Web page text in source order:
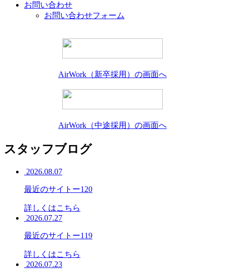
お問い合わせ
お問い合わせフォーム
AirWork（新卒採用）の画面へ
AirWork（中途採用）の画面へ
スタッフブログ
2026.08.07
最近のサイトー120
詳しくはこちら
2026.07.27
最近のサイトー119
詳しくはこちら
2026.07.23